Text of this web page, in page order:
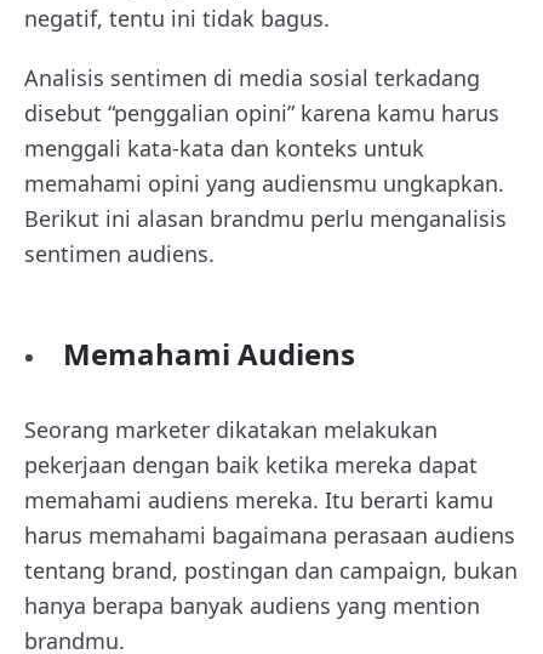
negatif, tentu ini tidak bagus.
Analisis sentimen di media sosial terkadang
disebut “penggalian opini” karena kamu harus
menggali kata-kata dan konteks untuk
memahami opini yang audiensmu ungkapkan.
Berikut ini alasan brandmu perlu menganalisis
sentimen audiens.
Memahami Audiens
Seorang marketer dikatakan melakukan
pekerjaan dengan baik ketika mereka dapat
memahami audiens mereka. Itu berarti kamu
harus memahami bagaimana perasaan audiens
tentang brand, postingan dan campaign, bukan
hanya berapa banyak audiens yang mention
brandmu.